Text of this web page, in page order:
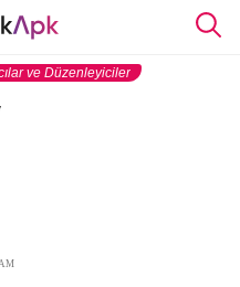
ve Düzenleyiciler